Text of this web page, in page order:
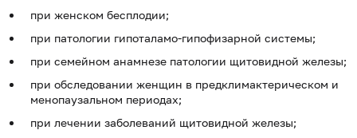
при женском бесплодии;
при патологии гипоталамо-гипофизарной системы;
при семейном анамнезе патологии щитовидной железы;
при обследовании женщин в предклимактерическом и
менопаузальном периодах;
при лечении заболеваний щитовидной железы;